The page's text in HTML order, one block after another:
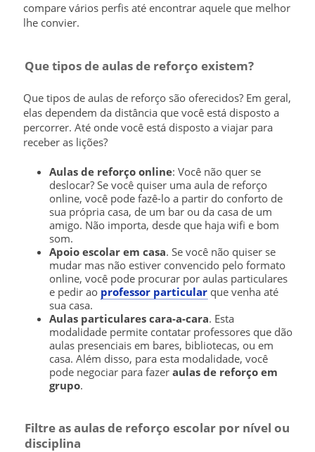
compare vários perfis até encontrar aquele que melhor
lhe convier.
Que tipos de aulas de reforço existem?
Que tipos de aulas de reforço são oferecidos? Em geral,
elas dependem da distância que você está disposto a
percorrer. Até onde você está disposto a viajar para
receber as lições?
Aulas de reforço online: Você não quer se
deslocar? Se você quiser uma aula de reforço
online, você pode fazê-lo a partir do conforto de
sua própria casa, de um bar ou da casa de um
amigo. Não importa, desde que haja wifi e bom
som.
Apoio escolar em casa. Se você não quiser se
mudar mas não estiver convencido pelo formato
online, você pode procurar por aulas particulares
e pedir ao professor particular que venha até
sua casa.
Aulas particulares cara-a-cara. Esta
modalidade permite contatar professores que dão
aulas presenciais em bares, bibliotecas, ou em
casa. Além disso, para esta modalidade, você
pode negociar para fazer aulas de reforço em
grupo.
Filtre as aulas de reforço escolar por nível ou
disciplina